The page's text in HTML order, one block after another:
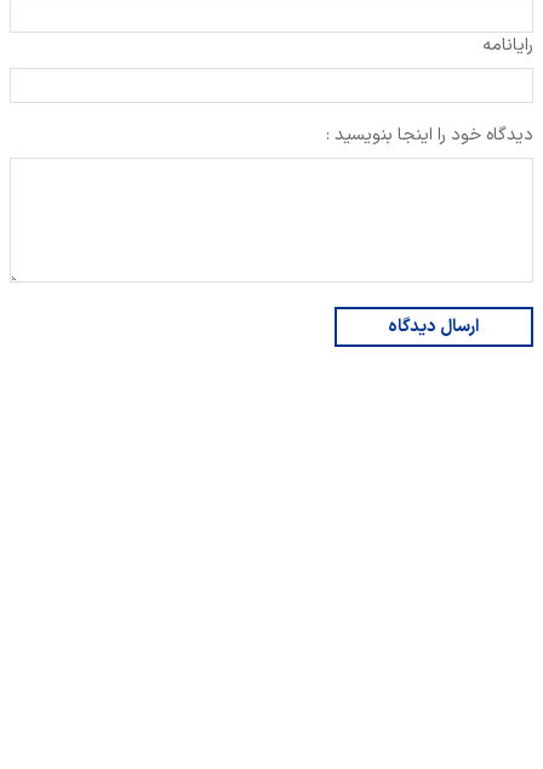
رایانامه
دیدگاه خود را اینجا بنویسید :
ارسال دیدگاه